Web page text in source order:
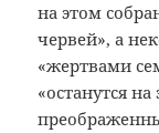
на этом
червей», а
«жертвами
«останутся